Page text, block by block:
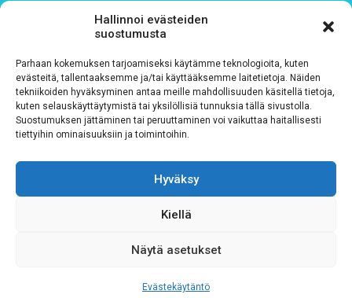
Hallinnoi evästeiden
suostumusta
Parhaan kokemuksen tarjoamiseksi käytämme teknologioita, kuten
evästeitä, tallentaaksemme ja/tai käyttääksemme laitetietoja. Näiden
tekniikoiden hyväksyminen antaa meille mahdollisuuden käsitellä tietoja,
kuten selauskäyttäytymistä tai yksilöllisiä tunnuksia tällä sivustolla.
Suostumuksen jättäminen tai peruuttaminen voi vaikuttaa haitallisesti
tiettyihin ominaisuuksiin ja toimintoihin.
Hyväksy
Kiellä
Näytä asetukset
Evästekäytäntö
Tietosuojaseloste
Verkkolaskutustiedot